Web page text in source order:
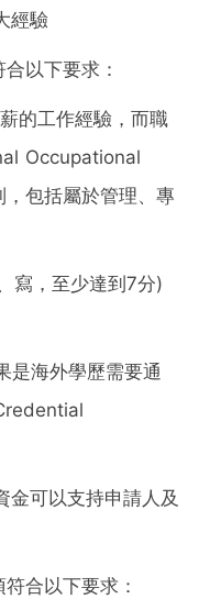
經驗
合以下要求：
的工作經驗，而職
Occupational
包括屬於管理、專
寫，至少達到7分)
是海外學歷需要通
金可以支持申請人及
符合以下要求：